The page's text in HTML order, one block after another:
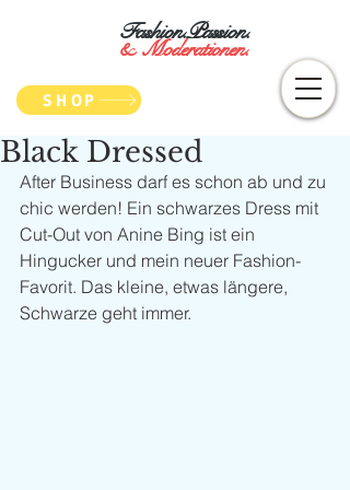
Fashion.Passion.
&Moderationen.
SHOP
Black Dressed
After Business darf es schon ab und zu
chic werden! Ein schwarzes Dress mit
Cut-Out von Anine Bing ist ein
Hingucker und mein neuer Fashion-
Favorit. Das kleine, etwas längere,
Schwarze geht immer.